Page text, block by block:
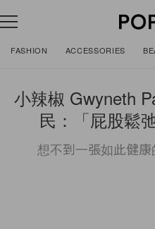
FASHION ACCESSORIES
小辣椒 Gwyneth
民：「屁股鬆
想不到一張如此健